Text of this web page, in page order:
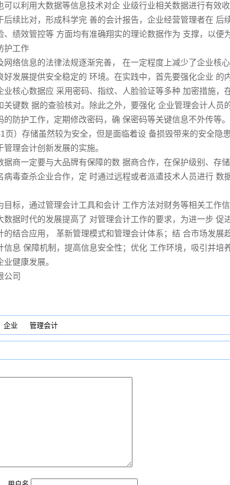
可以利用大数据等信息技术对企 业级行业相关数据进行有效
续比对，形成科学完 善的会计报告，企业经营管理者在
绩效管控等 方面均有准确翔实的理论数据作为 支撑，以便
护工作
网络信息的法律法规逐渐完善， 在一定程度上减少了企业核
发展提供安全稳定的 环境。在实践中，首先要强化企业
业核心数据应 采用密码、指纹、人脸验证等多种 加密措施
键数 据的查验核对。除此之外，要强化 企业管理会计人
防护工作，定期修改密码，确 保密码等关键信息不外传等
页）存储虽然较为安全，但是面临着设 备损毁带来的安全隐
理会计创新发展的实施。
据商一定要与大品牌有保障的数 据商合作，在保护级别、存
病毒查杀企业合作，定 时通过远程或者派遣技术人员进行
标，通过管理会计工具和会计 工作方法对财务等相关工作
数据时代的发展提高了 对管理会计工作的要求，为进一步
结合应用， 革新管理模式和管理会计体系；结 合市场发展
息 保障机制，提高信息安全性；优化 工作环境，吸引并培
健康发展。
公司
企业 管理会计